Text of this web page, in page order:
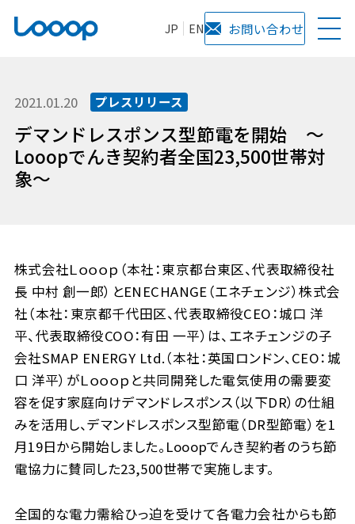
JP EN お問い合わせ
2021.01.20 プレスリリース
デマンドレスポンス型節電を開始 ～
Looopでんき契約者全国23,500世帯対
象～
株式会社Ｌｏｏｏｐ（本社：東京都台東区、代表取締役社
長 中村 創一郎）とENECHANGE（エネチェンジ）株式会
社（本社：東京都千代田区、代表取締役CEO：城口 洋
平、代表取締役COO：有田 一平）は、エネチェンジの子
会社SMAP ENERGY Ltd.（本社：英国ロンドン、CEO：城
口 洋平）がＬｏｏｏｐと共同開発した電気使用の需要変
容を促す家庭向けデマンドレスポンス（以下DR）の仕組
みを活用し、デマンドレスポンス型節電（DR型節電）を1
月19日から開始しました。Looopでんき契約者のうち節
電協力に賛同した23,500世帯で実施します。
全国的な電力需給ひっ迫を受けて各電力会社からも節